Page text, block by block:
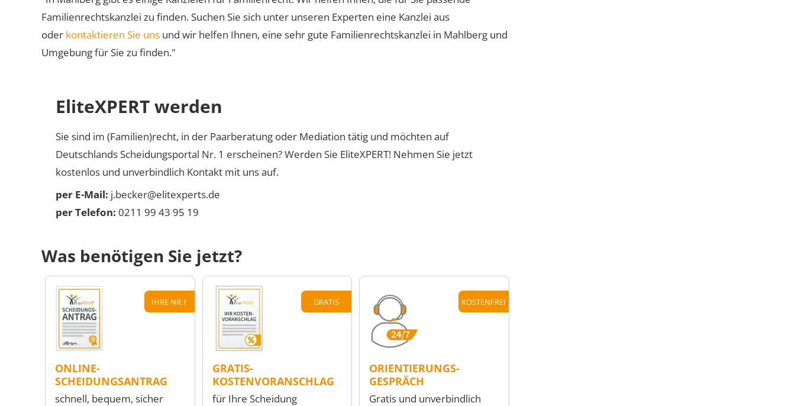
Familienrechtskanzlei zu finden. Suchen Sie sich unter unseren Experten eine Kanzlei aus
oder kontaktieren Sie uns und wir helfen Ihnen, eine sehr gute Familienrechtskanzlei in Mahlberg und
Umgebung für Sie zu finden."
EliteXPERT werden
Sie sind im (Familien)recht, in der Paarberatung oder Mediation tätig und möchten auf
Deutschlands Scheidungsportal Nr. 1 erscheinen? Werden Sie EliteXPERT! Nehmen Sie jetzt
kostenlos und unverbindlich Kontakt mit uns auf.
per E-Mail: j.becker@elitexperts.de
per Telefon: 0211 99 43 95 19
Was benötigen Sie jetzt?
IHRE NR.1
ONLINE-
SCHEIDUNGSANTRAG
schnell, bequem, sicher
GRATIS
GRATIS-
KOSTENVORANSCHLAG
für Ihre Scheidung
KOSTENFREI
ORIENTIERUNGS-
GESPRÄCH
Gratis und unverbindlich